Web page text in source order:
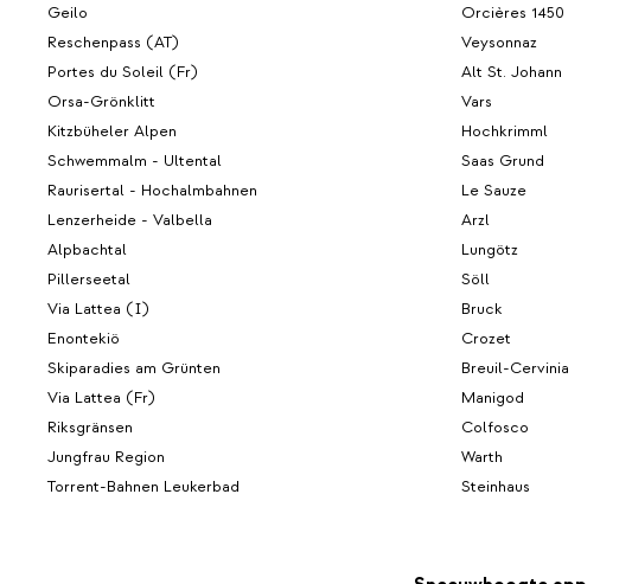
Geilo
Reschenpass (AT)
Portes du Soleil (Fr)
Orsa-Grönklitt
Kitzbüheler Alpen
Schwemmalm - Ultental
Raurisertal - Hochalmbahnen
Lenzerheide - Valbella
Alpbachtal
Pillerseetal
Via Lattea (I)
Enontekiö
Skiparadies am Grünten
Via Lattea (Fr)
Riksgränsen
Jungfrau Region
Torrent-Bahnen Leukerbad
Orcières 1450
Veysonnaz
Alt St. Johann
Vars
Hochkrimml
Saas Grund
Le Sauze
Arzl
Lungötz
Söll
Bruck
Crozet
Breuil-Cervinia
Manigod
Colfosco
Warth
Steinhaus